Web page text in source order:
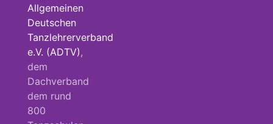
Allgemeinen
Deutschen
Tanzlehrerverband
e.V. (ADTV) ,
dem
Dachverband
dem rund
800